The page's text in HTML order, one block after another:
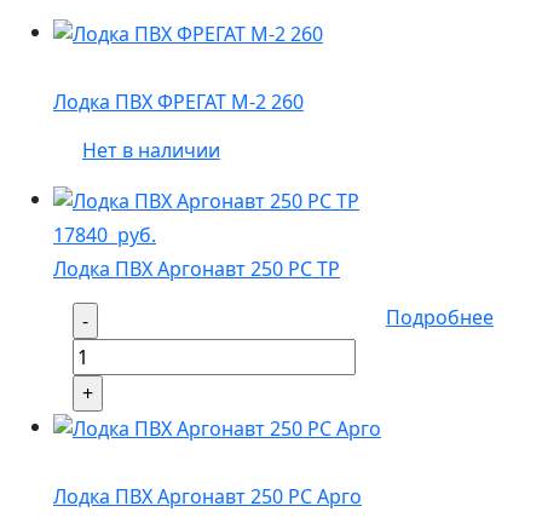
Лодка ПВХ ФРЕГАТ М-2 260
Нет в наличии
17840 руб.
Лодка ПВХ Аргонавт 250 РС ТР
Подробнее
Лодка ПВХ Аргонавт 250 РС Арго